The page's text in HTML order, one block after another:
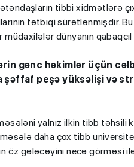
tibbi xidmətlərə
tətbiqi sürətlənmişdir.
dünyanın
gənc həkimlər üçün
şəffaf peşə yüksəlişi və
yalnız ilkin tibb
daha çox tibb
öz gələcəyini necə görməsi ilə